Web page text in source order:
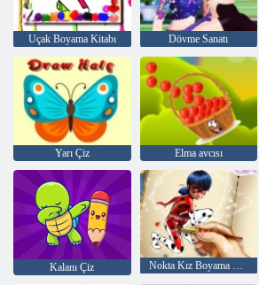
Uçak Boyama Kitabı Dövme Sanatı
Yarı Çiz Elma avcısı
Kalanı Çiz Nokta Kız Boyama Kitabı